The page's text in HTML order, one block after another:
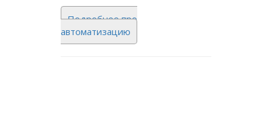
Подробнее про
автоматизацию